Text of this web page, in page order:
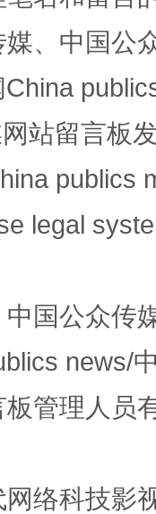
如何以
、中国公
站留言板
publics
legal
国公众传
news/
管理人员
络科技影